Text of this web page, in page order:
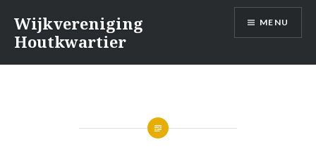
inhoud
Wijkvereniging
Houtkwartier
MENU